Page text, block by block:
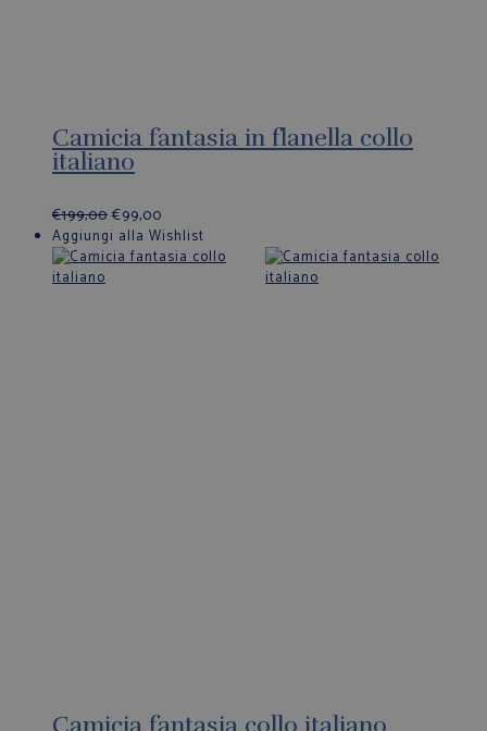
Camicia fantasia in flanella collo
italiano
€199,00€99,00
Aggiungi alla Wishlist